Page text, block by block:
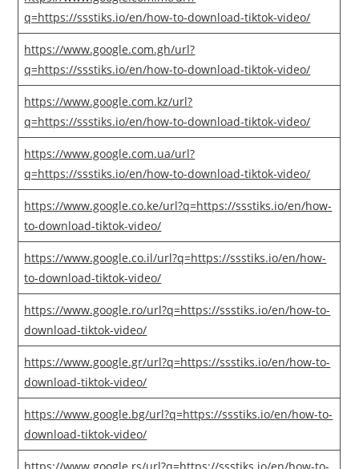
q=https://ssstiks.io/en/how-to-download-tiktok-video/
https://www.google.com.gh/url?
q=https://ssstiks.io/en/how-to-download-tiktok-video/
https://www.google.com.kz/url?
q=https://ssstiks.io/en/how-to-download-tiktok-video/
https://www.google.com.ua/url?
q=https://ssstiks.io/en/how-to-download-tiktok-video/
https://www.google.co.ke/url?q=https://ssstiks.io/en/how-
to-download-tiktok-video/
https://www.google.co.il/url?q=https://ssstiks.io/en/how-
to-download-tiktok-video/
https://www.google.ro/url?q=https://ssstiks.io/en/how-to-
download-tiktok-video/
https://www.google.gr/url?q=https://ssstiks.io/en/how-to-
download-tiktok-video/
https://www.google.bg/url?q=https://ssstiks.io/en/how-to-
download-tiktok-video/